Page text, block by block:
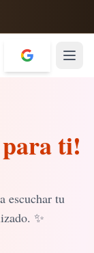
para ti!
escuchar tu
✨